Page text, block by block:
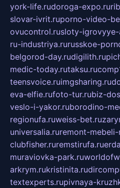
york-life.rudoroga-expo.ru
slovar-ivrit.ruporno-video-
ovucontrol.rusloty-
ru-industriya.rurusskoe-
belgorod-day.rudigilith.ru
medic-today.rutaksu.ru
teensvoice.ruimgsharing.ru
eva-elfie.rufoto-tur.rubiz-
veslo-i-yakor.ruborodino-
regionufa.ruweiss-bet.ru
universalia.ruremont-
clubfisher.ruremstirufa.ru
muraviovka-park.ru
arkrym.rukristinita.ru
textexperts.rupivnaya-